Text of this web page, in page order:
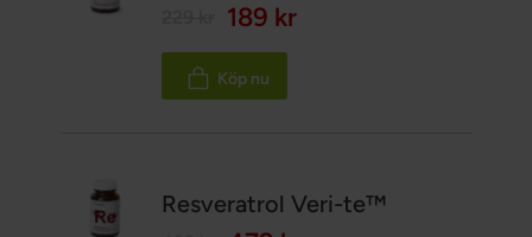
189 kr
Köp nu
Resveratrol Veri-te™